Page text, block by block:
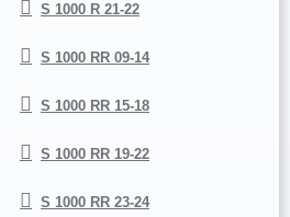
S 1000 R 21-22
S 1000 RR 09-14
S 1000 RR 15-18
S 1000 RR 19-22
S 1000 RR 23-24